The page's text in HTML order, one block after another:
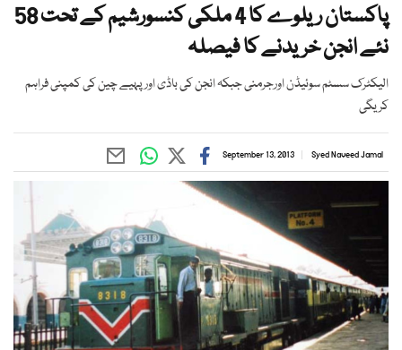
پاکستان ریلوے کا 4 ملکی کنسورشیم کے تحت 58
نئے انجن خریدنے کا فیصلہ
الیکٹرک سسٹم سوئیڈن اورجرمنی جبکہ انجن کی باڈی اورپہیے چین کی کمپنی فراہم
کریگی
Syed Naveed Jamal
September 13, 2013